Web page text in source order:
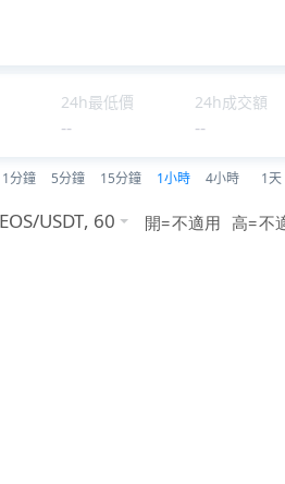
24h最低價
--
24h成交額
--
1分鐘 5分鐘 15分鐘 1小時 4小時 1天